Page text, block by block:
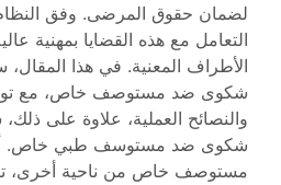
لضمان حقوق المرضى. وفق النظام
التعامل مع هذه القضايا بمهنية
الأطراف المعنية. في هذا المقال،
شكوى ضد مستوصف خاص، مع
والنصائح العملية، علاوة على
شكوى ضد مستوسف طبي خاص.
مستوصف خاص من ناحية أخرى،